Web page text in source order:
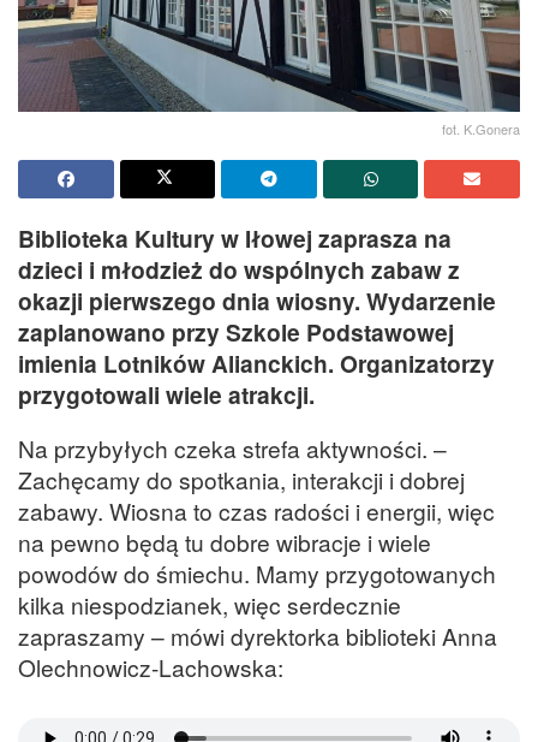
fot. K.Gonera
Biblioteka Kultury w Iłowej zaprasza na
dzieci i młodzież do wspólnych zabaw z
okazji pierwszego dnia wiosny. Wydarzenie
zaplanowano przy Szkole Podstawowej
imienia Lotników Alianckich. Organizatorzy
przygotowali wiele atrakcji.
Na przybyłych czeka strefa aktywności. –
Zachęcamy do spotkania, interakcji i dobrej
zabawy. Wiosna to czas radości i energii, więc
na pewno będą tu dobre wibracje i wiele
powodów do śmiechu. Mamy przygotowanych
kilka niespodzianek, więc serdecznie
zapraszamy – mówi dyrektorka biblioteki Anna
Olechnowicz-Lachowska: